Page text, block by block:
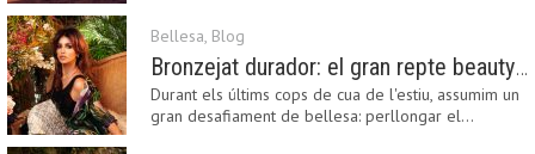
Bellesa, Blog
Bronzejat durador: el gran repte beauty del final de l’estiu
Durant els últims cops de cua de l'estiu, assumim un
gran desafiament de bellesa: perllongar el…